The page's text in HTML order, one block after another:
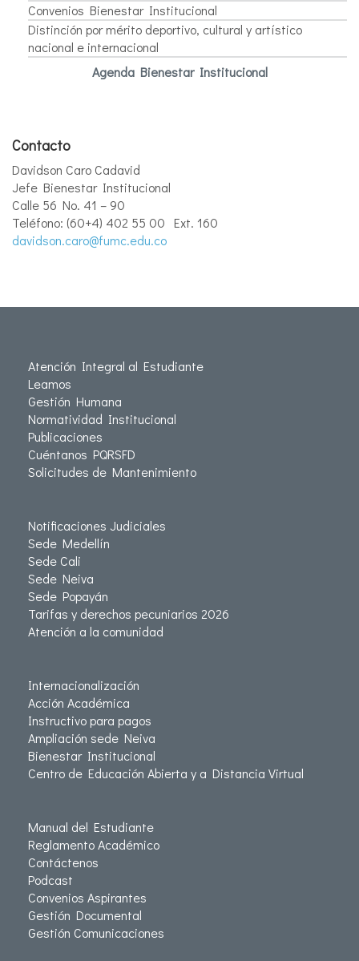
Convenios Bienestar Institucional
Distinción por mérito deportivo, cultural y artístico
nacional e internacional
Agenda Bienestar Institucional
Contacto
Davidson Caro Cadavid
Jefe Bienestar Institucional
Calle 56 No. 41 – 90
Teléfono: (60+4) 402 55 00 Ext. 160
davidson.caro@fumc.edu.co
Atención Integral al Estudiante
Leamos
Gestión Humana
Normatividad Institucional
Publicaciones
Cuéntanos PQRSFD
Solicitudes de Mantenimiento
Notificaciones Judiciales
Sede Medellín
Sede Cali
Sede Neiva
Sede Popayán
Tarifas y derechos pecuniarios 2026
Atención a la comunidad
Internacionalización
Acción Académica
Instructivo para pagos
Ampliación sede Neiva
Bienestar Institucional
Centro de Educación Abierta y a Distancia Virtual
Manual del Estudiante
Reglamento Académico
Contáctenos
Podcast
Convenios Aspirantes
Gestión Documental
Gestión Comunicaciones